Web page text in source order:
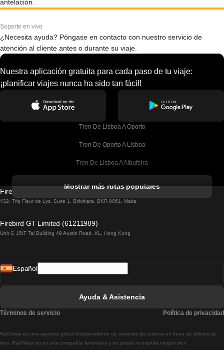
antelación.
Soporte en vivo
¿Necesita ayuda? Póngase en contacto con nuestro servicio de
atención al cliente antes o durante su viaje.
Nuestra aplicación gratuita para cada paso de tu viaje:
¡planificar viajes nunca ha sido tan fácil!
Tren De Lisboa A Oporto
Tren De Oporto A Lisboa
Tren De Lisboa A Albufeira
Tren De Lisboa A Lagos
Tren De Lisboa A Madrid
Tren De Lisboa A Braga
Mostrar más rutas populares
Firebird GT Limited (OC 1451)
432, Triq Fleur de Lys, Suite 1, Birkirkara, BKR 9061, Malta
Firebird GT Limited (61211989)
Unit G 15/F Tal Building 49 Austin Road, KL, Hong Kong
Rail.Ninja es una agencia global independiente de servicios de reserva en línea de billetes de
tren. Rail Ninja no es una compañía ferroviaria y no posee ni explota ningún tren.
Español
Ayuda & Asistencia
Términos de servicio Política de privacidad